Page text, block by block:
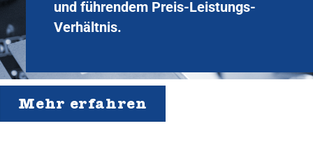
und führendem Preis-Leistungs-
Verhältnis.
Mehr erfahren